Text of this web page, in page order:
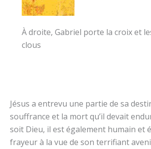
À droite, Gabriel porte la croix et
clous
Jésus a entrevu une partie de sa
souffrance et la mort qu’il devait
soit Dieu, il est également humain et
frayeur à la vue de son terrifiant